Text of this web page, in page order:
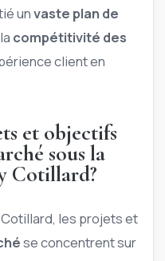
unvaste plan de
compétitivité des
client en
et objectifs
sous la
Cotillard?
les projets et
se concentrent sur